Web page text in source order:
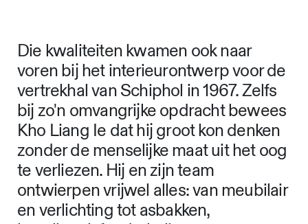
Die kwaliteiten kwamen ook naar
voren bij het interieurontwerp voor de
vertrekhal van Schiphol in 1967. Zelfs
bij zo'n omvangrijke opdracht bewees
Kho Liang Ie dat hij groot kon denken
zonder de menselijke maat uit het oog
te verliezen. Hij en zijn team
ontwierpen vrijwel alles: van meubilair
en verlichting tot asbakken,